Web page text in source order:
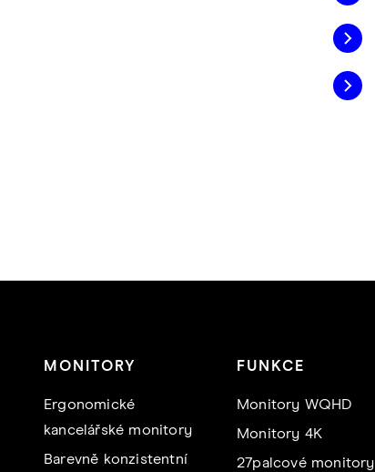
MONITORY
Ergonomické
kancelářské monitory
Barevně konzistentní
FUNKCE
Monitory WQHD
Monitory 4K
27palcové monitory